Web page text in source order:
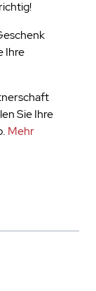
Ihre
Sie Ihre
Mehr